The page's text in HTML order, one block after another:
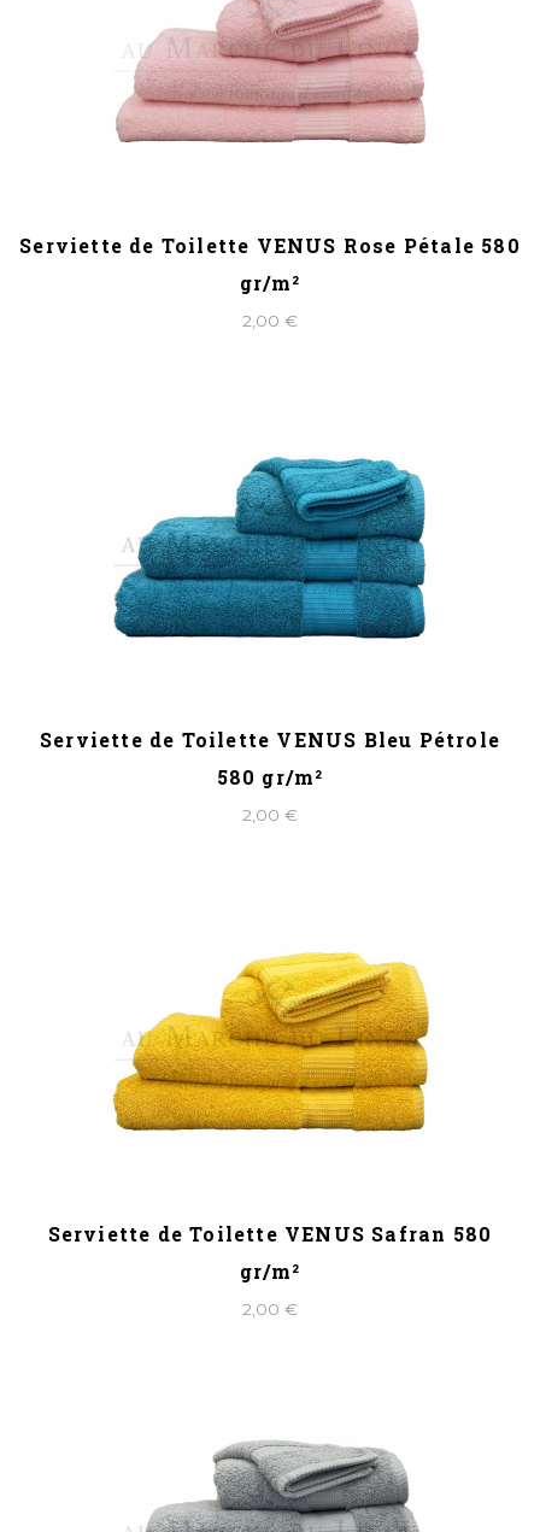
Serviette de Toilette VENUS Rose Pétale 580
gr/m²
2,00 €
Serviette de Toilette VENUS Bleu Pétrole
580 gr/m²
2,00 €
Serviette de Toilette VENUS Safran 580
gr/m²
2,00 €